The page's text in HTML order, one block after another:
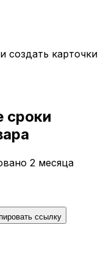
создать карточки
сроки
2 месяца
ссылку